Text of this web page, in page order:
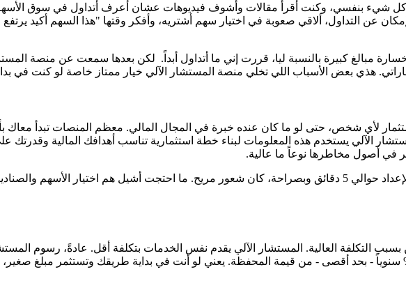
كل شيء بنفسي، وكنت أقرأ مقالات وأشوف فيديوهات عشان أعرف أتداول في سوق
عن التداول، ألاقي صعوبة في اختيار سهم أشتريه، وأفكر وقتها "هذا السهم أكيد
مبالغ كبيرة بالنسبة ليا، قررت إني ما أتداول أبداً. لكن بعدها سمعت عن منصة
هذي بعض الأسباب اللي تخلي منصة المستشار الآلي خيار ممتاز خاصة لو كنت في
لأي شخص، حتى لو ما كان عنده خبرة في المجال المالي. معظم المنصات تبدأ معاك
الآلي يستخدم هذه المعلومات لبناء خطة استثمارية تناسب أهدافك المالية
في أصول مخاطرها نوعاً ما عالية.
أخذت مني عملية التسجيل في المنصة والإعداد حوالي 5 دقائق وبصراحة، كان شعور مريح. ما احتجت
تتراوح الرسوم ما بين 0.25% إلى 1% سنوياً - بحد أقصى - من قيمة المحفظة. يعني لو أنت في بداية طريقك